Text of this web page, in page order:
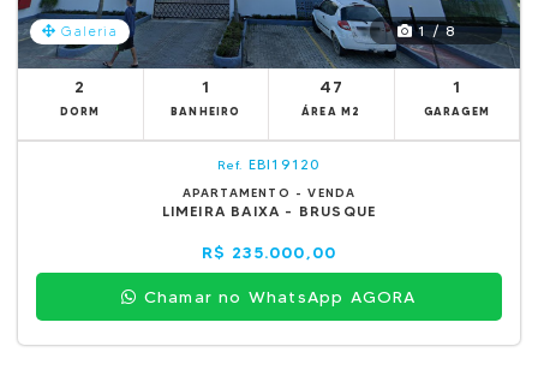
Galeria 1 / 8
2
DORM
1
BANHEIRO
47
ÁREA M2
1
GARAGEM
Ref. EBI19120
APARTAMENTO - VENDA
LIMEIRA BAIXA - BRUSQUE
R$ 235.000,00
Chamar no WhatsApp AGORA